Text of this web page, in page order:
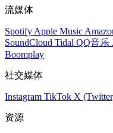
流媒体
Spotify Apple Music
SoundCloud Tidal QQ音乐
Boomplay
社交媒体
Instagram TikTok X
资源